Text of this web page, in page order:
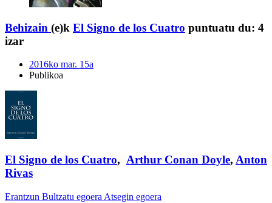
Behizain (e)k El Signo de los Cuatro puntuatu du: 4
izar
2016ko mar. 15a
Publikoa
El Signo de los Cuatro, Arthur Conan Doyle, Anton
Rivas
Erantzun Bultzatu egoera Atsegin egoera